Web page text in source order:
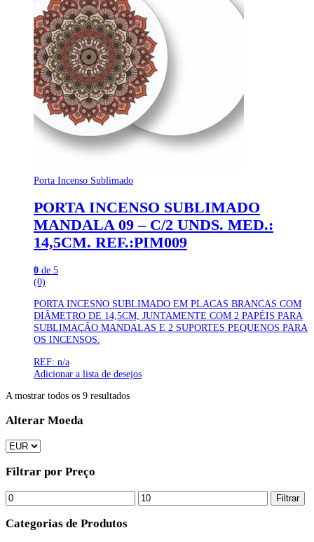
Porta Incenso Sublimado
PORTA INCENSO SUBLIMADO
MANDALA 09 – C/2 UNDS. MED.:
14,5CM. REF.:PIM009
0 de 5
(0)
PORTA INCESNO SUBLIMADO EM PLACAS BRANCAS COM
DIÂMETRO DE 14,5CM, JUNTAMENTE COM 2 PAPÉIS PARA
SUBLIMAÇÃO MANDALAS E 2 SUPORTES PEQUENOS PARA
OS INCENSOS.
REF: n/a
Adicionar a lista de desejos
A mostrar todos os 9 resultados
Alterar Moeda
Filtrar por Preço
Filtrar
Categorias de Produtos